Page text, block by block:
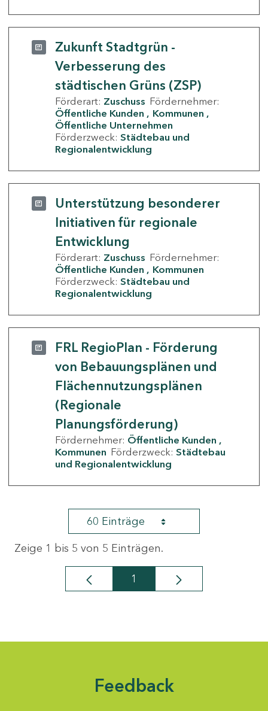
Zukunft Stadtgrün -
Verbesserung des
städtischen Grüns (ZSP)
Förderart: Zuschuss Fördernehmer:
Öffentliche Kunden
Kommunen
Öffentliche Unternehmen
Förderzweck: Städtebau und
Regionalentwicklung
Unterstützung besonderer
Initiativen für regionale
Entwicklung
Förderart: Zuschuss Fördernehmer:
Öffentliche Kunden
Kommunen
Förderzweck: Städtebau und
Regionalentwicklung
FRL RegioPlan - Förderung
von Bebauungsplänen und
Flächennutzungsplänen
(Regionale
Planungsförderung)
Fördernehmer: Öffentliche Kunden
Kommunen Förderzweck: Städtebau
und Regionalentwicklung
60 Einträge
Zeige 1 bis 5 von 5 Einträgen.
Seite
1
Feedback